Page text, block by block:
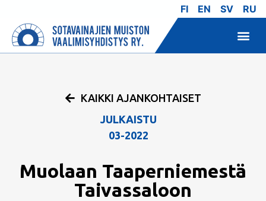
FI EN SV RU
KAIKKI AJANKOHTAISET
Muolaan Taaperniemestä
Taivassaloon
JULKAISTU
03-2022